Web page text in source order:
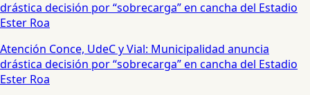
Atención Conce, UdeC y Vial: Municipalidad anuncia
drástica decisión por “sobrecarga” en cancha del Estadio
Ester Roa